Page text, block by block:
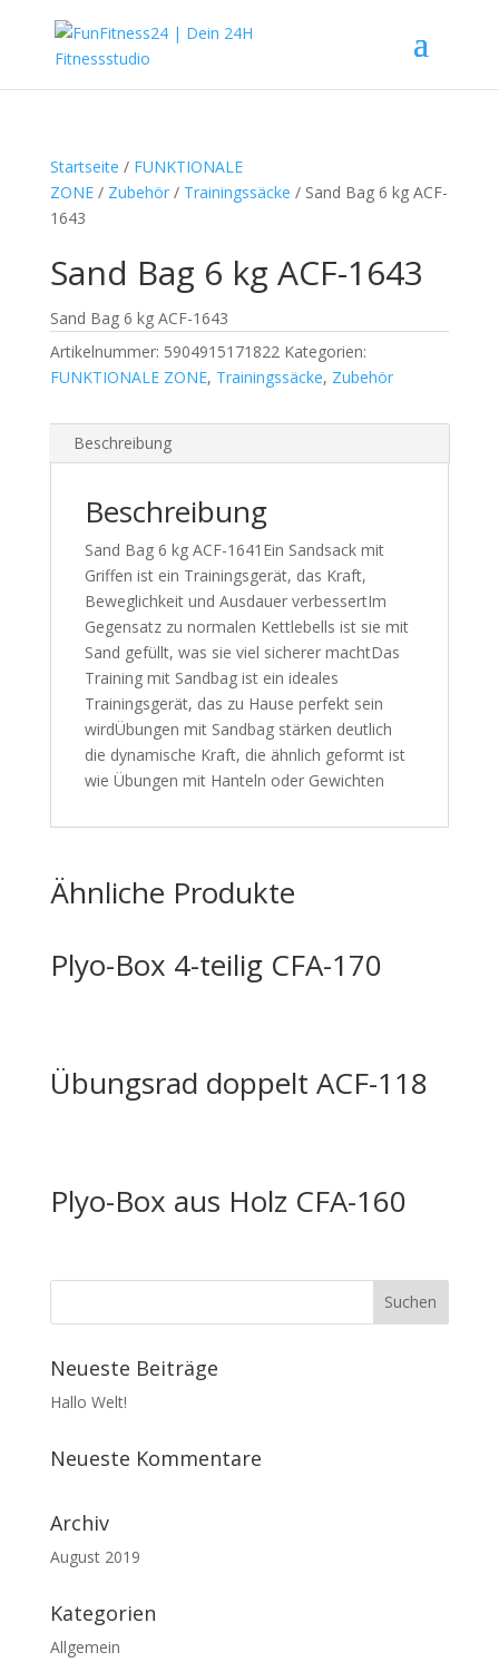
Startseite / FUNKTIONALE
ZONE/ Zubehör/ Trainingssäcke / Sand Bag 6 kg ACF-
1643
Sand Bag 6 kg ACF-1643
Sand Bag 6 kg ACF-1643
Artikelnummer: 5904915171822 Kategorien:
FUNKTIONALE ZONE, Trainingssäcke, Zubehör
Beschreibung
Beschreibung
Sand Bag 6 kg ACF-1641Ein Sandsack mit
Griffen ist ein Trainingsgerät, das Kraft,
Beweglichkeit und Ausdauer verbessertIm
Gegensatz zu normalen Kettlebells ist sie mit
Sand gefüllt, was sie viel sicherer machtDas
Training mit Sandbag ist ein ideales
Trainingsgerät, das zu Hause perfekt sein
wirdÜbungen mit Sandbag stärken deutlich
die dynamische Kraft, die ähnlich geformt ist
wie Übungen mit Hanteln oder Gewichten
Ähnliche Produkte
Plyo-Box 4-teilig CFA-170
Übungsrad doppelt ACF-118
Plyo-Box aus Holz CFA-160
Neueste Beiträge
Hallo Welt!
Neueste Kommentare
Archiv
August 2019
Kategorien
Allgemein